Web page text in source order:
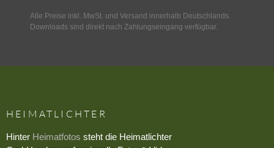
Alle Preise inkl. MwSt. und Versand innerhalb Deutschlands.
Downloads sind direkt nach Zahlungseingang verfügbar.
HEIMATLICHTER
Hinter Heimatfotos steht die Heimatlichter